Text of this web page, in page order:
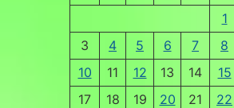
1
3
4 5 6 7 8
10
11 12 13 14 15
17
18 19 20 21 22